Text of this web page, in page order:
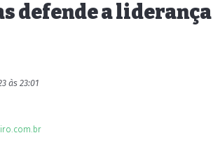
defende a liderança
às 23:01